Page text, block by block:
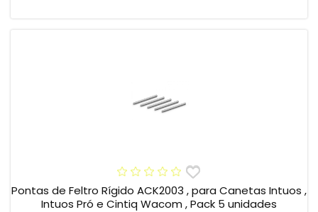
Pontas de Feltro Rígido ACK2003 , para Canetas Intuos ,
Intuos Pró e Cintiq Wacom , Pack 5 unidades